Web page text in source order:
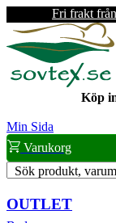
Fri frakt
Köp
Min Sida
Varukorg
Sök produkt,
OUTLET